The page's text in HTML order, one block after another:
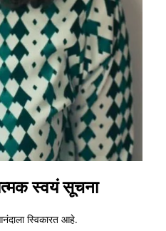
स्वयं सूचना
स्विकारत आहे.